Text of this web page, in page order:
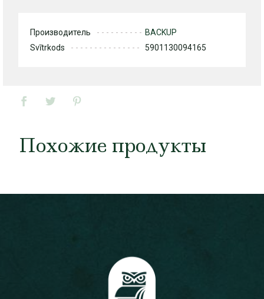
Производитель
BACKUP
Svītrkods
5901130094165
Похожие продукты